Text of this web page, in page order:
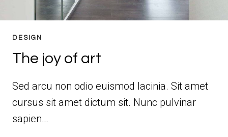
DESIGN
The joy of art
Sed arcu non odio euismod lacinia. Sit amet
cursus sit amet dictum sit. Nunc pulvinar
sapien…